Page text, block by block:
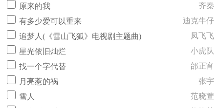
原来的我
齐秦
有多少爱可以重来
迪克牛仔
追梦人(《雪山飞狐》电视剧主题曲)
凤飞飞
星光依旧灿烂
小虎队
找一个字代替
邰正宵
月亮惹的祸
张宇
雪人
范晓萱